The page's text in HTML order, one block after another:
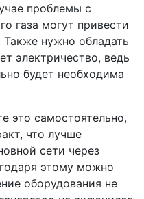
проблемы с
газа могут привести
нужно обладать
электричество, ведь
будет необходима
это самостоятельно,
что лучше
сети через
этому можно
оборудования не